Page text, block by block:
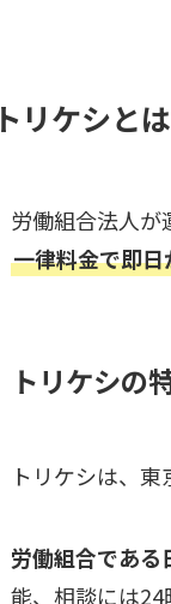
トリケシとは
労働組合法人が
一律料金で即
トリケシの
トリケシは、
労働組合であ
能、相談には24